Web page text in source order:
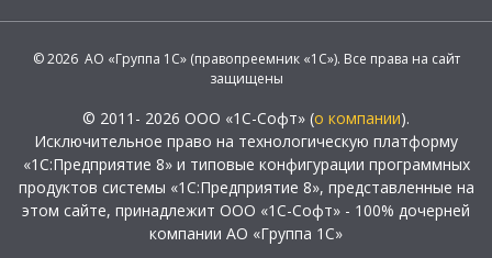
© 2026 АО «Группа 1С» (правопреемник «1С»). Все права на сайт
защищены
© 2011- 2026 ООО «1С-Софт» (о компании).
Исключительное право на технологическую платформу
«1С:Предприятие 8» и типовые конфигурации программных
продуктов системы «1С:Предприятие 8», представленные на
этом сайте, принадлежит ООО «1С-Софт» - 100% дочерней
компании АО «Группа 1С»